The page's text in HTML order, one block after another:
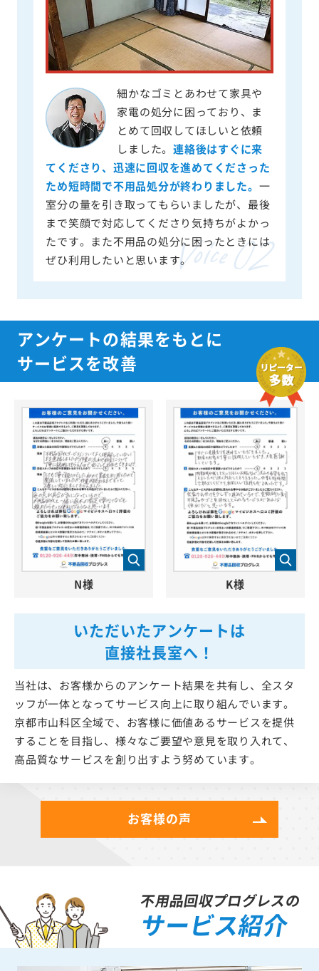
細かなゴミとあわせて家具や
家電の処分に困っており、ま
とめて回収してほしいと依頼
しました。連絡後はすぐに来
てくださり、迅速に回収を進めてくださった
ため短時間で不用品処分が終わりました。 一
室分の量を引き取ってもらいましたが、最後
まで笑顔で対応してくださり気持ちがよかっ
たです。また不用品の処分に困ったときには
ぜひ利用したいと思います。
アンケートの結果をもとに
サービスを改善
いただいたアンケートは
直接社長室へ！
当社は、お客様からのアンケート結果を共有し、全スタ
ッフが一体となってサービス向上に取り組んでいます。
京都市山科区全域で、お客様に価値あるサービスを提供
することを目指し、様々なご要望や意見を取り入れて、
高品質なサービスを創り出すよう努めています。
N様 K様
お客様の声
不用品回収プログレスの
サービス紹介